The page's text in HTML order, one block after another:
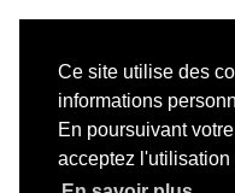
Ce site utilise des
informations
En poursuivant
acceptez l'utilisation